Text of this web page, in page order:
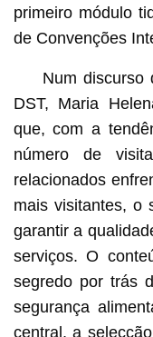
primeiro módulo
de Convenções
Num discurso
DST, Maria
que, com a
número de
relacionados
mais visitantes, o
garantir a
serviços. O
segredo por trás
segurança
central, a